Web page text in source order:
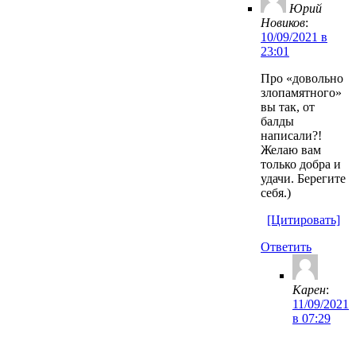
Юрий
Новиков:
10/09/2021 в
23:01
Про «довольно
злопамятного»
вы так, от
балды
написали?!
Желаю вам
только добра и
удачи. Берегите
себя.)
[Цитировать]
Ответить
Карен:
11/09/2021
в 07:29